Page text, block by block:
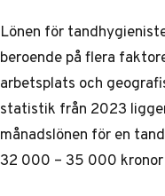
Lönen för
beroende på flera
arbetsplats och
statistik från 2023
månadslönen för en
32 000 – 35 000